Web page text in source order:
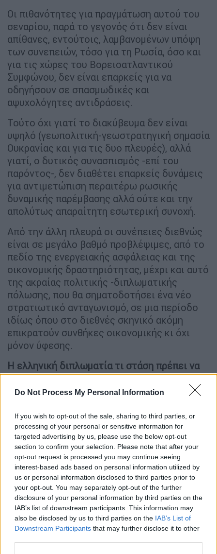
Do Not Process My Personal Information
If you wish to opt-out of the sale, sharing to third parties, or
processing of your personal or sensitive information for
targeted advertising by us, please use the below opt-out
section to confirm your selection. Please note that after your
opt-out request is processed you may continue seeing
interest-based ads based on personal information utilized by
us or personal information disclosed to third parties prior to
your opt-out. You may separately opt-out of the further
disclosure of your personal information by third parties on the
IAB’s list of downstream participants. This information may
also be disclosed by us to third parties on the IAB’s List of
Downstream Participants that may further disclose it to other
Οι πιθανότητες για πραγμάτωση αυτού του
σεναρίου, παρά το γεγονός ότι δεν είναι
απίθανες, εντούτοις, λαμβανομένων υπόψη
των συνεπειών, τόσο για τη Ρωσία, όσο και
για τις χώρες του Βορειοατλαντικού
Συμφώνου, δεν είναι επαρκείς για να
οδηγήσουν σε σπασμωδικές και
αψυχολόγητες αντιδράσεις.
Τούτο όχι γιατί το διακύβευμα δεν είναι
υψηλό (γεωπολιτική-γεωστρατηγική σημασία
Ουκρανίας και για τις δυο πλευρές), αλλά
γιατί, ο δυτικός συνασπισμός -επί του
παρόντος-, δεν διαθέτει επαρκείς δυνάμεις
για αντιμετώπιση περαιτέρω ρωσικής
δυναμικής παρέμβασης αλλά ούτε και την
απολύτως απαραίτητη εσωτερική συνοχή.
Από την άλλη πλευρά οι συνέπειες διεθνώς
είναι σε μεγάλο βαθμό προβλέψιμες, από το
πεδίο της ενεργειακής ασφάλειας και της
οικονομικής δραστηριότητας, μέχρι και αυτό
της ακραίας πολιτικής -διπλωματικής
πόλωσης, που θα σηματοδοτήσει ένα νέο
στρατιωτικό ανταγωνισμό, σε μια περίοδο
ιδίως όπου στο διεθνές σκηνικό ακόμη
επικρατούν συνθήκες οικονομικής κι όχι
μόνον ύφεσης.
Η ελληνική διπλωματία τι στάση πρέπει να
τηρήσει; Σε μία ενδεχόμενη κλιμάκωση οι
ΗΠΑ θα θέσουν σε ετοιμότητα όλες τις
θα σήμαινε κάτι τέτοιο;
Θα πρέπει να σημειωθεί, πως οι
εγκαταστάσεις -διευκολύνσεις επί
ελληνικού εδάφους, είναι πλέον,
αναπόσπαστο κομμάτι της εφοδιαστικής
αλυσίδας των Η.Π.Α. στα Βαλκάνια και την
Αν. Ευρώπη. Τούτο όχι διότι η αμερικανική
πλευρά, δεν έχει τη δυνατότητα εξεύρεσης
εναλλακτικών, αλλά γιατί, ο χρονικός